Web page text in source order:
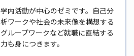
学内活動が中⼼のゼミです。⾃⼰分
析ワークや社会の未来像を構想する
グループワークなど就職に直結する
力も身につきます。